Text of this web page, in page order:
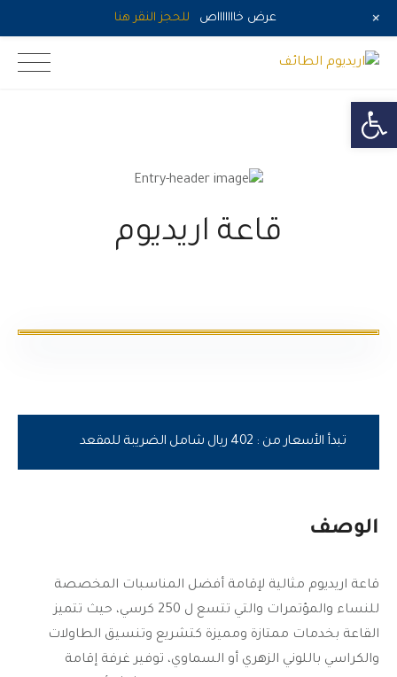
Skip
قاعة اريديوم
تبدأ الأسعار من : 402 ريال شامل الضريبة للمقعد
الوصف
قاعة اريديوم مثالية لإقامة أفضل المناسبات المخصصة
للنساء والمؤتمرات والتي تتسع ل 250 كرسي، حيث تتميز
القاعة بخدمات ممتازة ومميزة كتشريع وتنسيق الطاولات
والكراسي باللوني الزهري أو السماوي، توفير غرفة إقامة
عرض خاااااااص للحجز النقر هنا +
Open toolbar